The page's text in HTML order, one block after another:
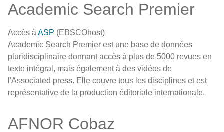
Academic Search Premier
Accès à ASP (EBSCOhost)
Academic Search Premier est une base de données
pluridisciplinaire donnant accès à plus de 5000 revues en
texte intégral, mais également à des vidéos de
l'Associated press. Elle couvre tous les disciplines et est
représentative de la production éditoriale internationale.
AFNOR Cobaz